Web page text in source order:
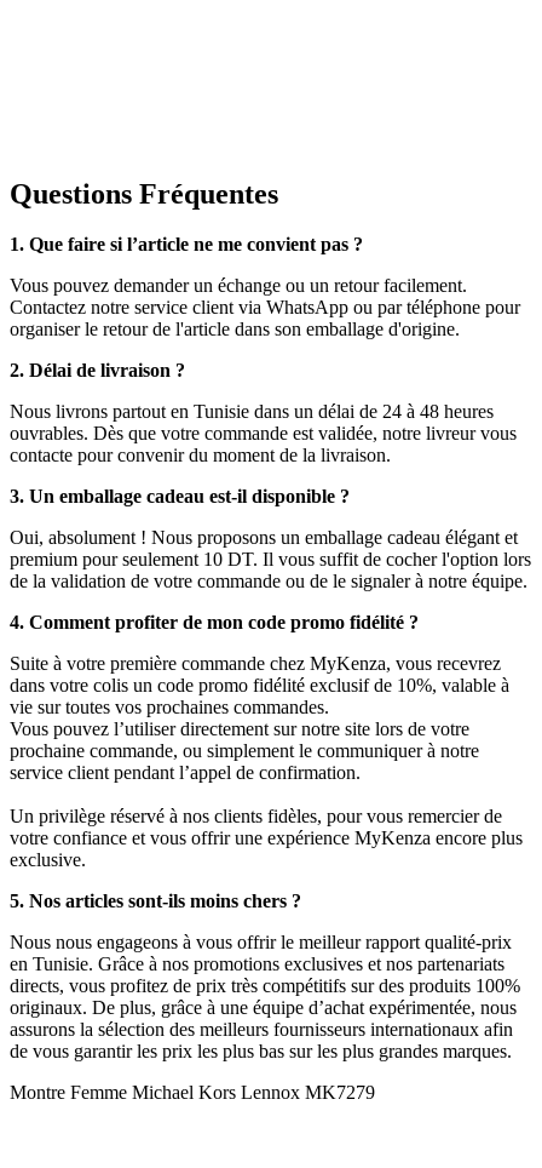
Questions Fréquentes
1. Que faire si l’article ne me convient pas ?
Vous pouvez demander un échange ou un retour facilement.
Contactez notre service client via WhatsApp ou par téléphone pour
organiser le retour de l'article dans son emballage d'origine.
2. Délai de livraison ?
Nous livrons partout en Tunisie dans un délai de 24 à 48 heures
ouvrables. Dès que votre commande est validée, notre livreur vous
contacte pour convenir du moment de la livraison.
3. Un emballage cadeau est-il disponible ?
Oui, absolument ! Nous proposons un emballage cadeau élégant et
premium pour seulement 10 DT. Il vous suffit de cocher l'option lors
de la validation de votre commande ou de le signaler à notre équipe.
4. Comment profiter de mon code promo fidélité ?
Suite à votre première commande chez MyKenza, vous recevrez
dans votre colis un code promo fidélité exclusif de 10%, valable à
vie sur toutes vos prochaines commandes.
Vous pouvez l’utiliser directement sur notre site lors de votre
prochaine commande, ou simplement le communiquer à notre
service client pendant l’appel de confirmation.
Un privilège réservé à nos clients fidèles, pour vous remercier de
votre confiance et vous offrir une expérience MyKenza encore plus
exclusive.
5. Nos articles sont-ils moins chers ?
Nous nous engageons à vous offrir le meilleur rapport qualité-prix
en Tunisie. Grâce à nos promotions exclusives et nos partenariats
directs, vous profitez de prix très compétitifs sur des produits 100%
originaux. De plus, grâce à une équipe d’achat expérimentée, nous
assurons la sélection des meilleurs fournisseurs internationaux afin
de vous garantir les prix les plus bas sur les plus grandes marques.
Montre Femme Michael Kors Lennox MK7279